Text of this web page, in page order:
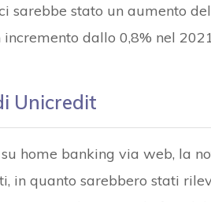
sarebbe stato un aumento
dallo 0,8% nel
Unicredit
home banking via web, la
in quanto sarebbero stati